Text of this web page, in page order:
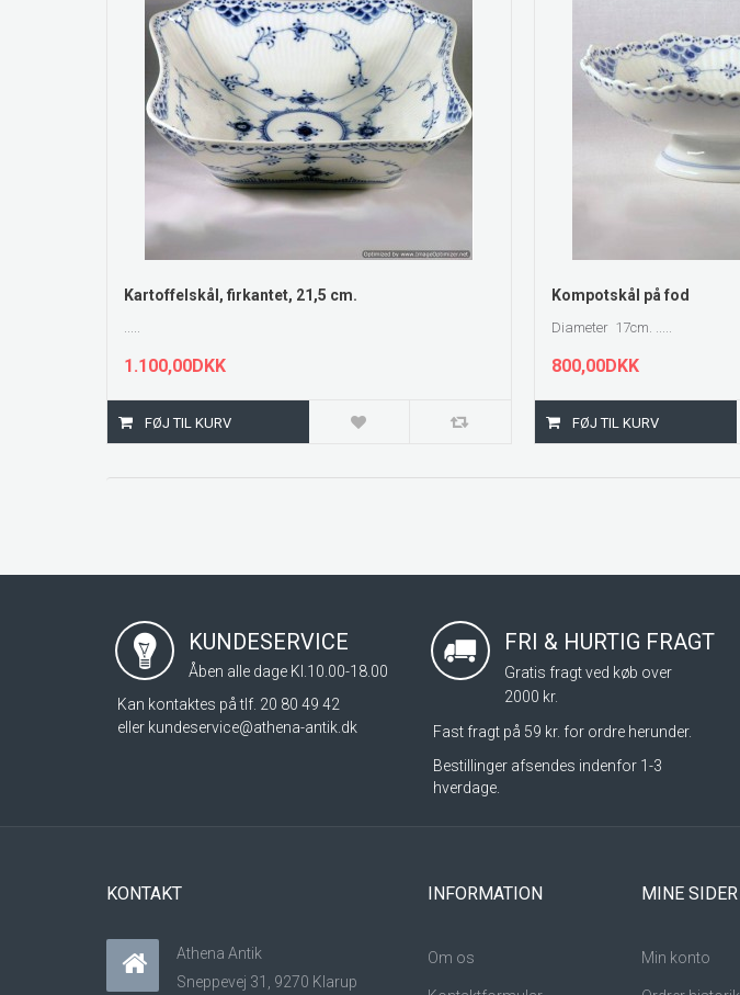
Kartoffelskål, firkantet, 21,5 cm.
.....
1.100,00DKK
Kompotskål på fod
Diameter 17cm. .....
800,00DKK
KUNDESERVICE
Åben alle dage Kl.10.00-18.00
Kan kontaktes på tlf. 20 80 49 42
eller kundeservice@athena-antik.dk
FRI & HURTIG FRAGT
Gratis fragt ved køb over
2000 kr.
Fast fragt på 59 kr. for ordre herunder.
Bestillinger afsendes indenfor 1-3
hverdage.
KONTAKT
Athena Antik
Sneppevej 31, 9270 Klarup
INFORMATION
Om os
MINE SIDER
Min konto